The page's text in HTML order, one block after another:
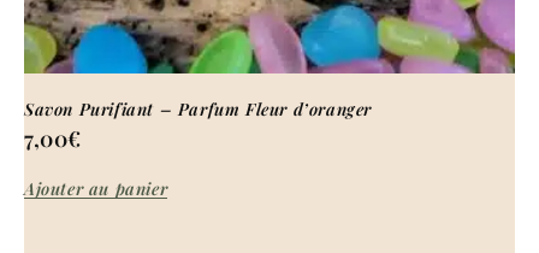
Savon Purifiant – Parfum Fleur d’oranger
7,00€
Ajouter au panier